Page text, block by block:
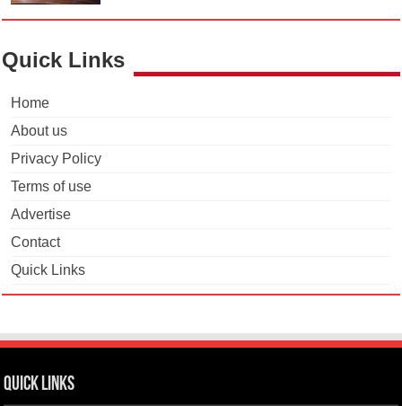
Quick Links
Home
About us
Privacy Policy
Terms of use
Advertise
Contact
Quick Links
Quick Links